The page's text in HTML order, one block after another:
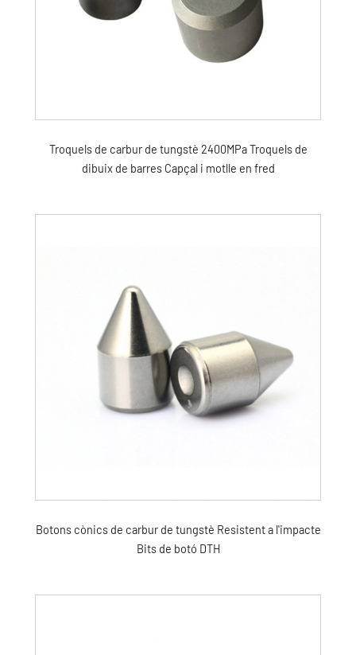
Troquels de carbur de tungstè 2400MPa Troquels de
dibuix de barres Capçal i motlle en fred
Botons cònics de carbur de tungstè Resistent a l'impacte
Bits de botó DTH